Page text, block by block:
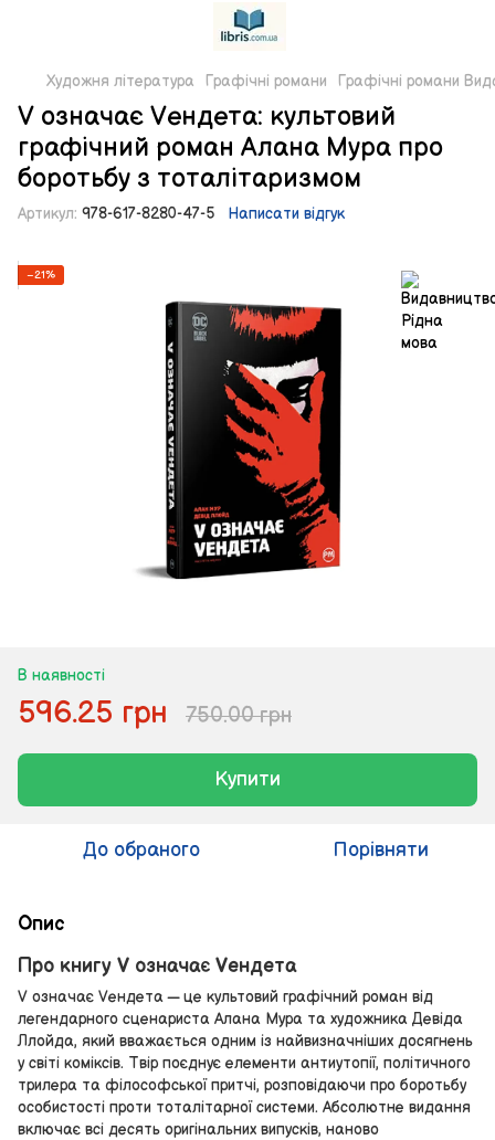
Художня література Графічні романи Графічні романи
V означає Vендета: культовий
графічний роман Алана Мура про
боротьбу з тоталітаризмом
Артикул: 978-617-8280-47-5 Написати відгук
−21%
В наявності
596.25 грн 750.00 грн
Купити
До обраного Порівняти
Опис
Про книгу V означає Vендета
V означає Vендета — це культовий графічний роман від
легендарного сценариста Алана Мура та художника Девіда
Ллойда, який вважається одним із найвизначніших досягнень
у світі коміксів. Твір поєднує елементи антиутопії, політичного
трилера та філософської притчі, розповідаючи про боротьбу
особистості проти тоталітарної системи. Абсолютне видання
включає всі десять оригінальних випусків, наново